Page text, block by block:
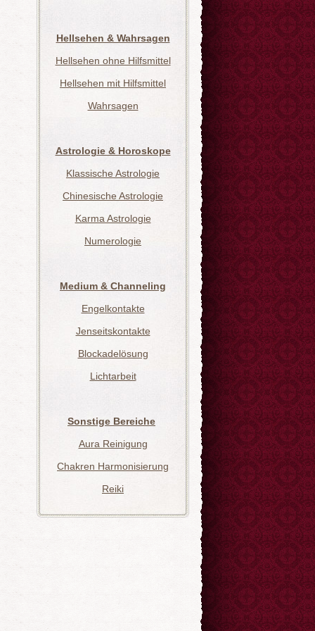
Hellsehen & Wahrsagen
Hellsehen ohne Hilfsmittel
Hellsehen mit Hilfsmittel
Wahrsagen
Astrologie & Horoskope
Klassische Astrologie
Chinesische Astrologie
Karma Astrologie
Numerologie
Medium & Channeling
Engelkontakte
Jenseitskontakte
Blockadelösung
Lichtarbeit
Sonstige Bereiche
Aura Reinigung
Chakren Harmonisierung
Reiki